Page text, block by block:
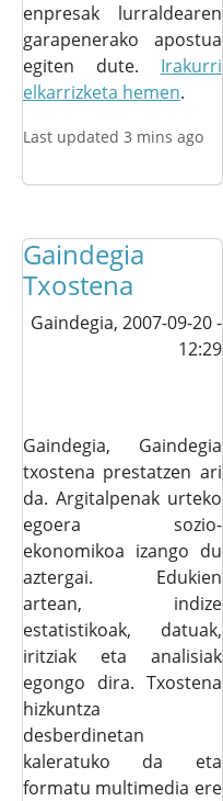
enpresak lurraldearen
garapenerako apostua
egiten dute. Irakurri
elkarrizketa hemen.
Last updated 3 mins ago
Gaindegia
Txostena
Gaindegia, 2007-09-20 -
12:29
Gaindegia, Gaindegia
txostena prestatzen ari
da. Argitalpenak urteko
egoera sozio-
ekonomikoa izango du
aztergai. Edukien
artean, indize
estatistikoak, datuak,
iritziak eta analisiak
egongo dira. Txostena
hizkuntza
desberdinetan
kaleratuko da eta
formatu multimedia ere